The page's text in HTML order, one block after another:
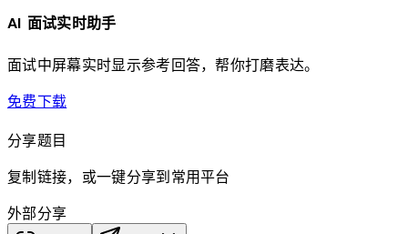
AI 面试实时助手
面试中屏幕实时显示参考回答，帮你打磨表达。
免费下载download
分享题目
复制链接，或一键分享到常用平台
外部分享